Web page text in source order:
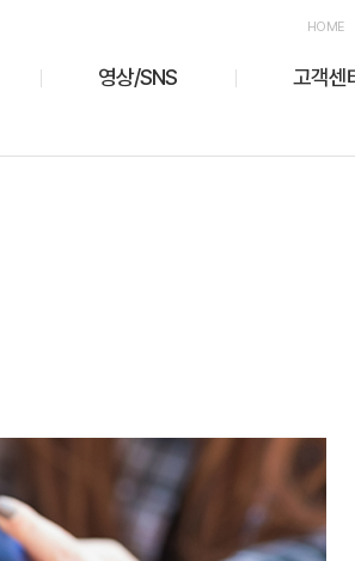
HOME
영상/SNS 고객센